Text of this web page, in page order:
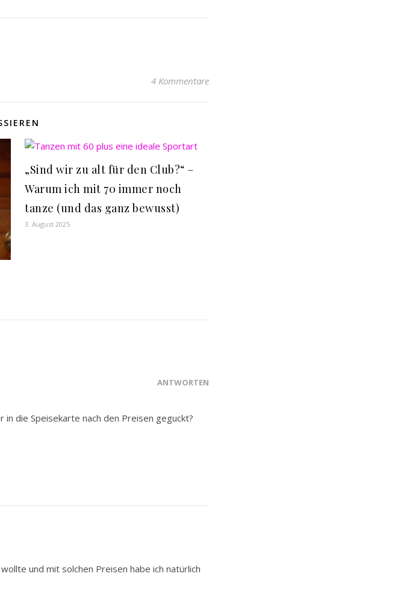
4 Kommentare
„Sind wir zu alt für den Club?“ –
Warum ich mit 70 immer noch
tanze (und das ganz bewusst)
3. August 2025
ANTWORTEN
die Speisekarte nach den Preisen geguckt?
und mit solchen Preisen habe ich natürlich